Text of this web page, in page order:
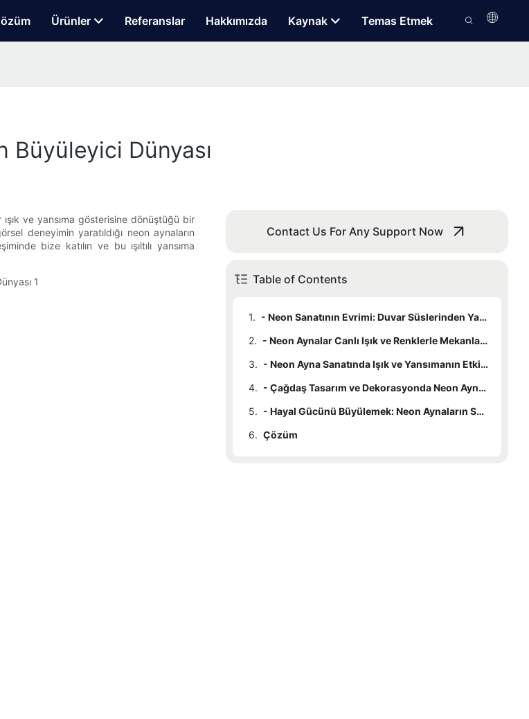
Ürünler Referanslar Hakkımızda Kaynak Temas Etmek
Büyüleyici Dünyası
ve yansıma gösterisine dönüştüğü bir
deneyimin yaratıldığı neon aynaların
bize katılın ve bu ışıltılı yansıma
Contact Us For Any Support Now
Table of Contents
1.
- Neon Sanatının Evrimi: Duvar Süslerinden Yansıtıcı Aynalara
2.
- Neon Aynalar Canlı Işık ve Renklerle Mekanları Nasıl Dönüştürüyor?
3.
- Neon Ayna Sanatında Işık ve Yansımanın Etkileşimini Keşfetmek
4.
- Çağdaş Tasarım ve Dekorasyonda Neon Ayna Enstalasyonlarının Yükselişi
5.
- Hayal Gücünü Büyülemek: Neon Aynaların Sonsuz Olanakları
6. Çözüm